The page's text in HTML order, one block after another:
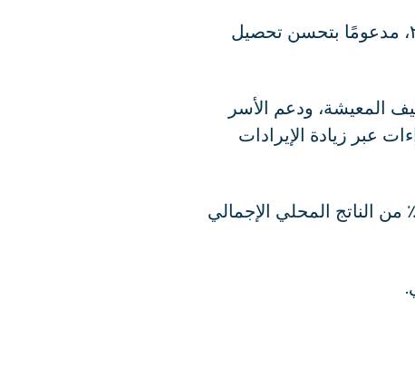
تتوقع الحكومة تحقيق فائض أولي يعادل ٢.٨٪ من الناتج المحلي الإجمالي لعام ٢٠٢٦، مدعومًا بتحسن تحصيل
المعيشة، ودعم الأسر
عبر زيادة الإيرادات
ومن المتوقع أن ينخفض الدين العام، وهو الأعلى حاليًا في منطقة اليورو، من ١٤٥.٣٪ من الناتج المحلي الإجمالي